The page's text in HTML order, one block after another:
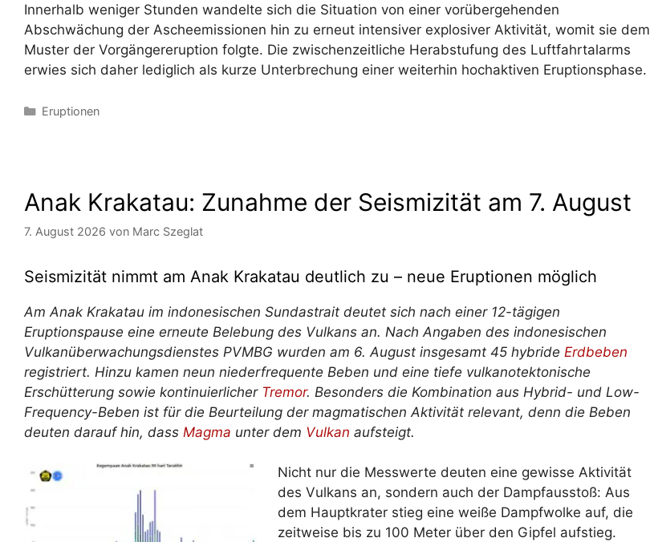
Innerhalb weniger Stunden wandelte sich die Situation von einer vorübergehenden
Abschwächung der Ascheemissionen hin zu erneut intensiver explosiver Aktivität, womit sie dem
Muster der Vorgängereruption folgte. Die zwischenzeitliche Herabstufung des Luftfahrtalarms
erwies sich daher lediglich als kurze Unterbrechung einer weiterhin hochaktiven Eruptionsphase.
Kategorien
Eruptionen
Anak Krakatau: Zunahme der Seismizität am 7. August
7. August 2026 von Marc Szeglat
Seismizität nimmt am Anak Krakatau deutlich zu – neue Eruptionen möglich
Am Anak Krakatau im indonesischen Sundastrait deutet sich nach einer 12-tägigen
Eruptionspause eine erneute Belebung des Vulkans an. Nach Angaben des indonesischen
Vulkanüberwachungsdienstes PVMBG wurden am 6. August insgesamt 45 hybride Erdbeben
registriert. Hinzu kamen neun niederfrequente Beben und eine tiefe vulkanotektonische
Erschütterung sowie kontinuierlicher Tremor. Besonders die Kombination aus Hybrid- und Low-
Frequency-Beben ist für die Beurteilung der magmatischen Aktivität relevant, denn die Beben
deuten darauf hin, dass Magma unter dem Vulkan aufsteigt.
Nicht nur die Messwerte deuten eine gewisse Aktivität
des Vulkans an, sondern auch der Dampfausstoß: Aus
dem Hauptkrater stieg eine weiße Dampfwolke auf, die
zeitweise bis zu 100 Meter über den Gipfel aufstieg.